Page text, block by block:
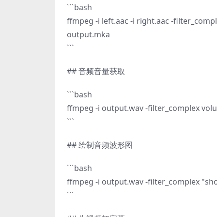
```bash
ffmpeg -i left.aac -i right.aac -
output.mka
```
## 音频音量获取
```bash
ffmpeg -i output.wav -filter_complex
```
## 绘制音频波形图
```bash
ffmpeg -i output.wav -filter_complex
```